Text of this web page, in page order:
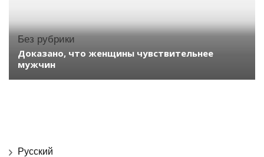
Без рубрики
Доказано, что женщины чувствительнее
мужчин
Русский